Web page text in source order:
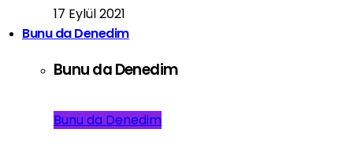
17 Eylül 2021
Bunu da Denedim
Bunu da Denedim
Bunu da Denedim